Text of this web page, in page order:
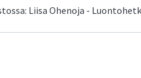
Liisa Ohenoja -